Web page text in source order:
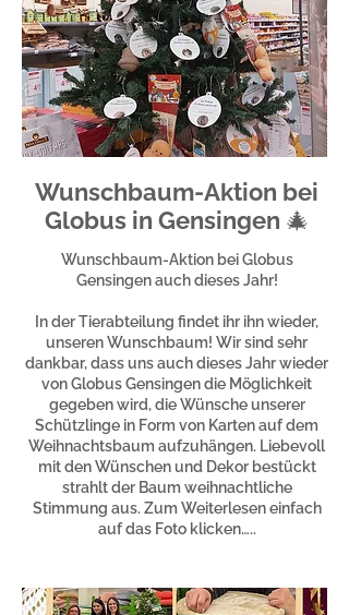
Wunschbaum-Aktion bei
Globus in Gensingen 🎄
Wunschbaum-Aktion bei Globus
Gensingen auch dieses Jahr!
In der Tierabteilung findet ihr ihn wieder,
unseren Wunschbaum! Wir sind sehr
dankbar, dass uns auch dieses Jahr wieder
von Globus Gensingen die Möglichkeit
gegeben wird, die Wünsche unserer
Schützlinge in Form von Karten auf dem
Weihnachtsbaum aufzuhängen. Liebevoll
mit den Wünschen und Dekor bestückt
strahlt der Baum weihnachtliche
Stimmung aus. Zum Weiterlesen einfach
auf das Foto klicken…..